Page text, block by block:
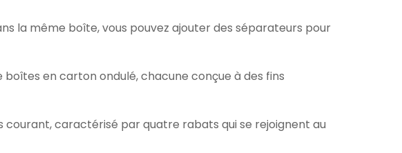
la même boîte, vous pouvez ajouter des séparateurs pour
boîtes en carton ondulé, chacune conçue à des fins
courant, caractérisé par quatre rabats qui se rejoignent au